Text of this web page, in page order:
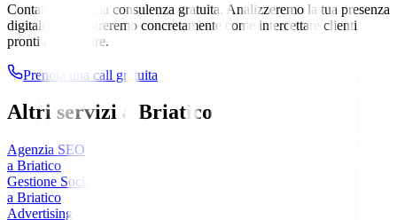
Contattaci per una consulenza gratuita. Analizzeremo la tua presenza
digitale e ti mostreremo concretamente come intercettare clienti
pronti a comprare.
Prenota una call gratuita
Altri servizi a Briatico
Agenzia SEO
a Briatico
Gestione Social
a Briatico
Advertising